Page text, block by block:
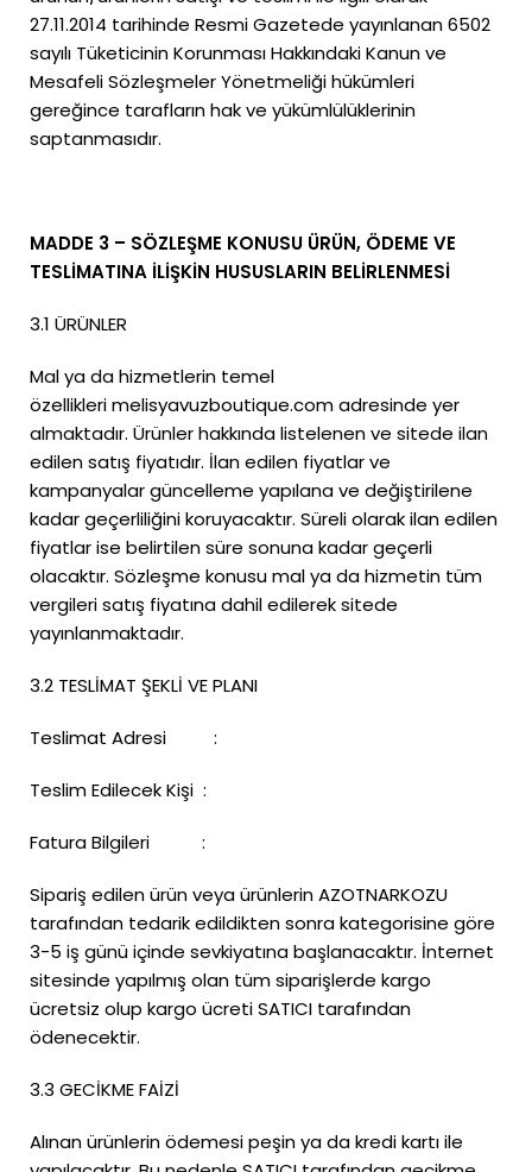
27.11.2014 tarihinde Resmi Gazetede yayınlanan 6502
sayılı Tüketicinin Korunması Hakkındaki Kanun ve
Mesafeli Sözleşmeler Yönetmeliği hükümleri
gereğince tarafların hak ve yükümlülüklerinin
saptanmasıdır.
MADDE 3 – SÖZLEŞME KONUSU ÜRÜN, ÖDEME VE
TESLİMATINA İLİŞKİN HUSUSLARIN BELİRLENMESİ
3.1 ÜRÜNLER
Mal ya da hizmetlerin temel
özellikleri melisyavuzboutique.com adresinde yer
almaktadır. Ürünler hakkında listelenen ve sitede ilan
edilen satış fiyatıdır. İlan edilen fiyatlar ve
kampanyalar güncelleme yapılana ve değiştirilene
kadar geçerliliğini koruyacaktır. Süreli olarak ilan edilen
fiyatlar ise belirtilen süre sonuna kadar geçerli
olacaktır. Sözleşme konusu mal ya da hizmetin tüm
vergileri satış fiyatına dahil edilerek sitede
yayınlanmaktadır.
3.2 TESLİMAT ŞEKLİ VE PLANI
Teslimat Adresi :
Teslim Edilecek Kişi :
Fatura Bilgileri :
Sipariş edilen ürün veya ürünlerin AZOTNARKOZU
tarafından tedarik edildikten sonra kategorisine göre
3-5 iş günü içinde sevkiyatına başlanacaktır. İnternet
sitesinde yapılmış olan tüm siparişlerde kargo
ücretsiz olup kargo ücreti SATICI tarafından
ödenecektir.
3.3 GECİKME FAİZİ
Alınan ürünlerin ödemesi peşin ya da kredi kartı ile